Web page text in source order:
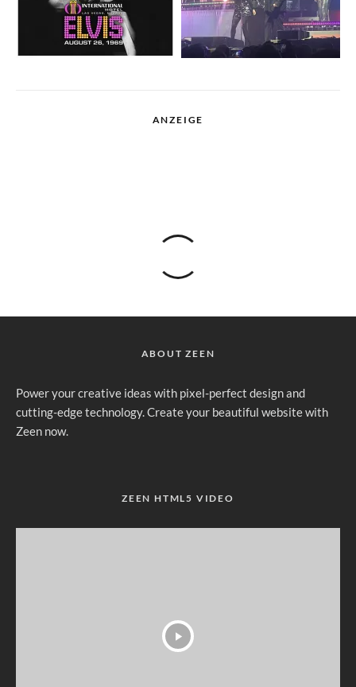
ANZEIGE
ABOUT ZEEN
Power your creative ideas with pixel-perfect design and
cutting-edge technology. Create your beautiful website with
Zeen now.
ZEEN HTML5 VIDEO